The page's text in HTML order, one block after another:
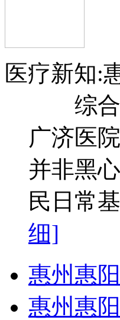
医疗新知:
综合
广济医
并非黑
民日常
细]
惠州惠
惠州惠